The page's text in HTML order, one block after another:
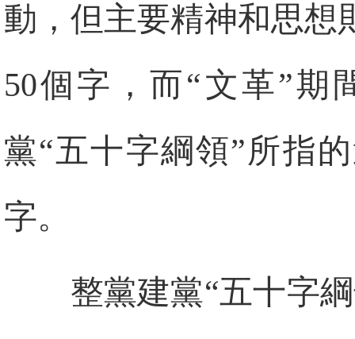
動，但主要精神和思想
50個字，而“文革”期
黨“五十字綱領”所指
字。
整黨建黨“五十字